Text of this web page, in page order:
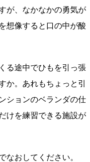
が、なかなかの勇気が
想像すると口の中が酸
る途中でひもを引っ張
か。あれもちょっと引
ションのベランダの仕
けを練習できる施設が
なおしてください。